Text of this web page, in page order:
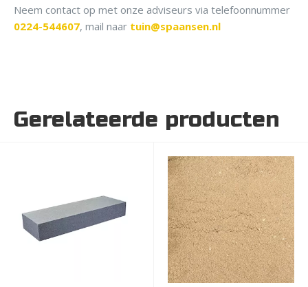
Neem contact op met onze adviseurs via telefoonnummer
0224-544607, mail naar tuin@spaansen.nl
Gerelateerde producten